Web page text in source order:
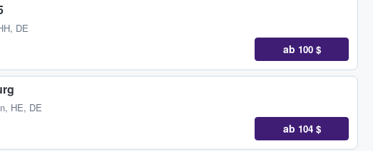
DE
ab 100 $
HE, DE
ab 104 $